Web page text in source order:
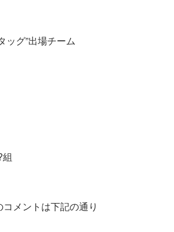
ッグ”出場チーム
組
メントは下記の通り